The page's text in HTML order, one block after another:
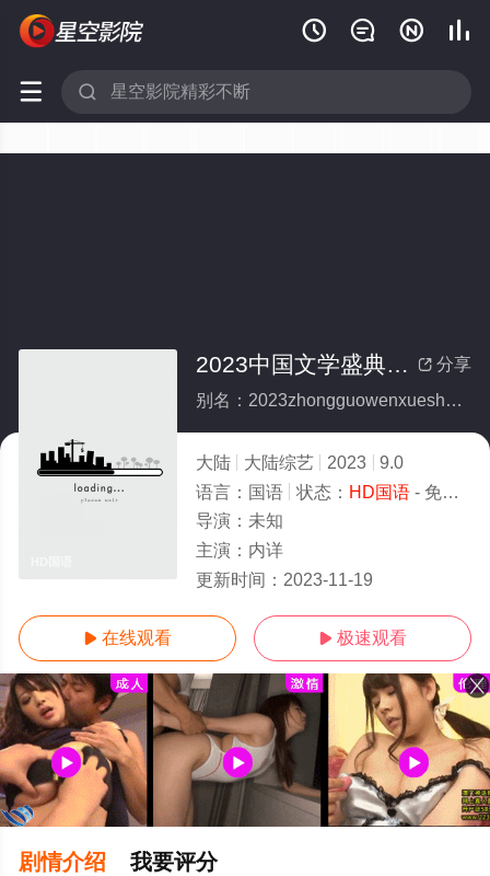
   
 
 分享
2023中国文学盛典茅盾文学奖之夜
别名：2023zhongguowenxueshengdianmaodunwenxuejiangzhiye
大陆 大陆综艺 2023
9.0
语言： 国语 状态： HD国语- 免费在线观看
导演： 未知
主演： 内详
更新时间： 2023-11-19
 在线观看  极速观看
剧情介绍 我要评分